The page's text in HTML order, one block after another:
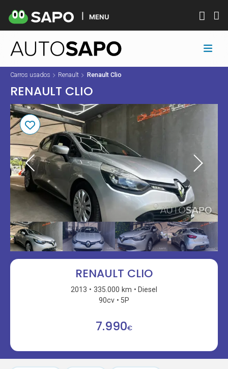
MENU
Carros usados Renault Renault Clio
RENAULT CLIO
RENAULT CLIO
2013 335.000 km
Diesel
90cv
5P
7.990€